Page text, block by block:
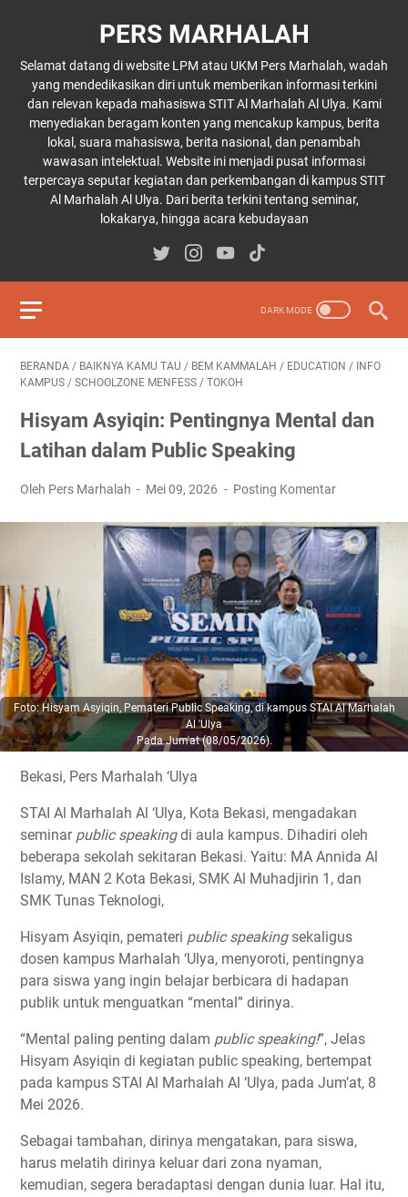
PERS MARHALAH
Selamat datang di website LPM atau UKM Pers Marhalah, wadah
yang mendedikasikan diri untuk memberikan informasi terkini
dan relevan kepada mahasiswa STIT Al Marhalah Al Ulya. Kami
menyediakan beragam konten yang mencakup kampus, berita
lokal, suara mahasiswa, berita nasional, dan penambah
wawasan intelektual. Website ini menjadi pusat informasi
terpercaya seputar kegiatan dan perkembangan di kampus STIT
Al Marhalah Al Ulya. Dari berita terkini tentang seminar,
lokakarya, hingga acara kebudayaan
BERANDA / BAIKNYA KAMU TAU / BEM KAMMALAH / EDUCATION / INFO
KAMPUS / SCHOOLZONE MENFESS / TOKOH
Hisyam Asyiqin: Pentingnya Mental dan
Latihan dalam Public Speaking
Oleh Pers Marhalah Mei 09, 2026 Posting Komentar
Foto: Hisyam Asyiqin, Pemateri Public Speaking, di kampus STAI Al Marhalah
Al 'Ulya
Pada Jum'at (08/05/2026).
Bekasi, Pers Marhalah ‘Ulya
STAI Al Marhalah Al ‘Ulya, Kota Bekasi, mengadakan
seminar public speakingdi aula kampus. Dihadiri oleh
beberapa sekolah sekitaran Bekasi. Yaitu: MA Annida Al
Islamy, MAN 2 Kota Bekasi, SMK Al Muhadjirin 1, dan
SMK Tunas Teknologi,
Hisyam Asyiqin, pemateri public speakingsekaligus
dosen kampus Marhalah ‘Ulya, menyoroti, pentingnya
para siswa yang ingin belajar berbicara di hadapan
publik untuk menguatkan “mental” dirinya.
“Mental paling penting dalam public speaking!”, Jelas
Hisyam Asyiqin di kegiatan public speaking, bertempat
pada kampus STAI Al Marhalah Al ‘Ulya, pada Jum’at, 8
Mei 2026.
Sebagai tambahan, dirinya mengatakan, para siswa,
harus melatih dirinya keluar dari zona nyaman,
kemudian, segera beradaptasi dengan dunia luar. Hal itu,